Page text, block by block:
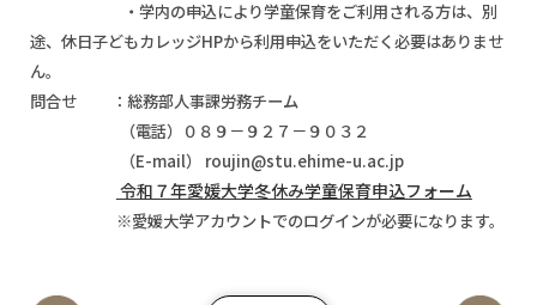
・学内の申込により学童保育をご利用される方は、別
途、休日子どもカレッジHPから利用申込をいただく必要はありませ
ん。
問合せ ：総務部人事課労務チーム
（電話）０８９－９２７－９０３２
（E-mail） roujin@stu.ehime-u.ac.jp
令和７年愛媛大学冬休み学童保育申込フォーム
※愛媛大学アカウントでのログインが必要になります。